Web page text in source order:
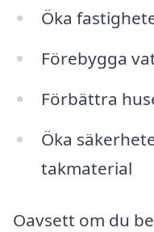
Öka
Förebygga
Förbättra
Öka
takmaterial
Oavsett om du